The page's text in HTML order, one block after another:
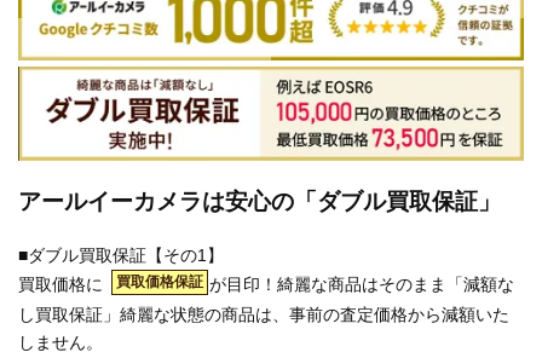
アールイーカメラは安心の「ダブル買取保証」
■ダブル買取保証【その1】
買取価格に
買取価格保証 が目印！綺麗な商品はそのまま「減額な
し買取保証」綺麗な状態の商品は、事前の査定価格から減額いた
しません。